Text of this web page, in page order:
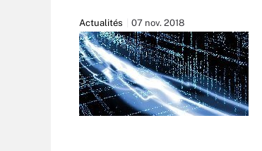
Actualités 07 nov. 2018